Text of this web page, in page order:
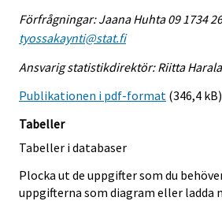
Förfrågningar: Jaana Huhta 09 1734
tyossakaynti@stat.fi
Ansvarig statistikdirektör: Riitta Harala
Publikationen i pdf-format (346,4 kB)
Tabeller
Tabeller i databaser
Plocka ut de uppgifter som du
uppgifterna som diagram eller ladda